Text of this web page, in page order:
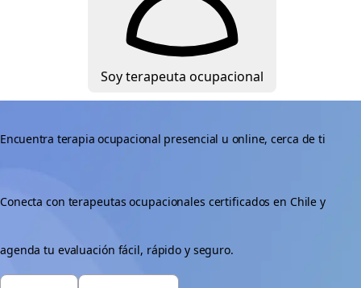
Soy terapeuta ocupacional
Encuentra terapia ocupacional presencial u online, cerca de ti
Conecta con terapeutas ocupacionales certificados en Chile y
agenda tu evaluación fácil, rápido y seguro.